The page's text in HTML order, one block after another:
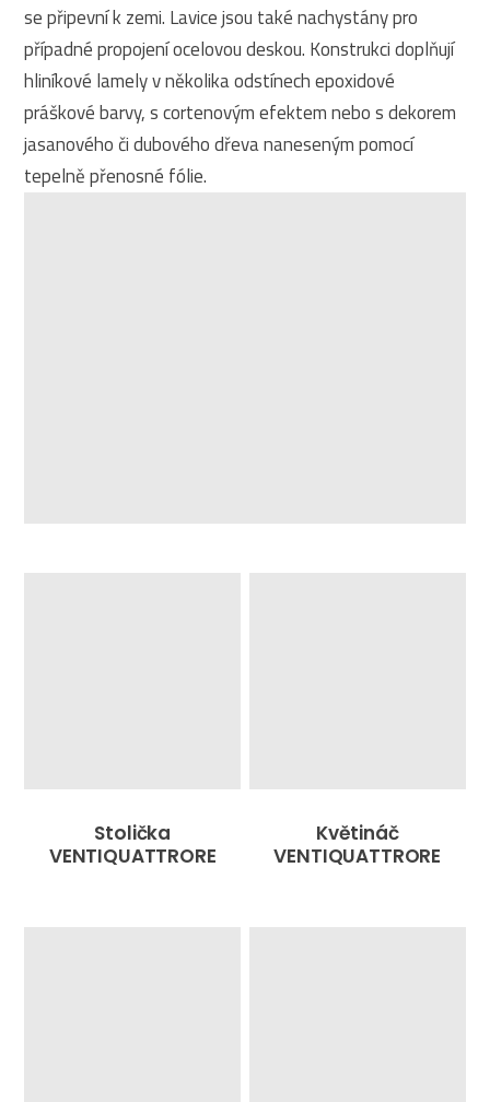
se připevní k zemi. Lavice jsou také nachystány pro
případné propojení ocelovou deskou. Konstrukci doplňují
hliníkové lamely v několika odstínech epoxidové
práškové barvy, s cortenovým efektem nebo s dekorem
jasanového či dubového dřeva naneseným pomocí
tepelně přenosné fólie.
Stolička
VENTIQUATTRORE
Květináč
VENTIQUATTRORE